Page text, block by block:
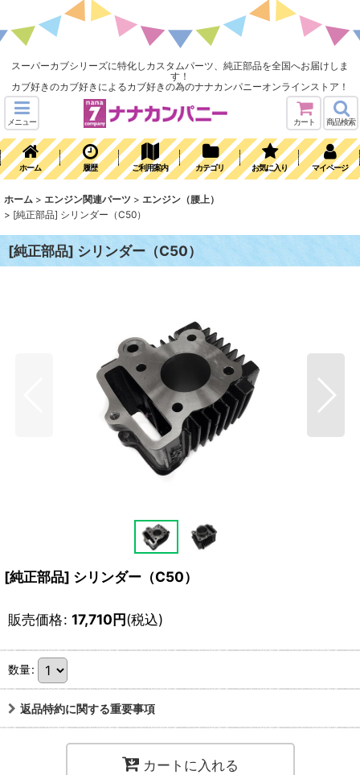
スーパーカブシリーズに特化しカスタムパーツ、純正部品を全国へお届けしま
す！
カブ好きのカブ好きによるカブ好きの為のナナカンパニーオンラインストア！
メニュー カート 商品検索
ホーム 履歴 ご利用案内 カテゴリ お気に入り マイページ
ホーム > エンジン関連パーツ > エンジン（腰上）
> [純正部品] シリンダー（C50）
[純正部品] シリンダー（C50）
[純正部品] シリンダー（C50）
販売価格: 17,710円(税込)
数量:
返品特約に関する重要事項
カートに入れる